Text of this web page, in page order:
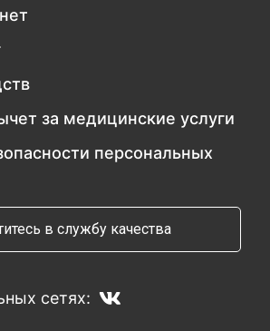
за медицинские услуги
персональных
в службу качества
сетях: